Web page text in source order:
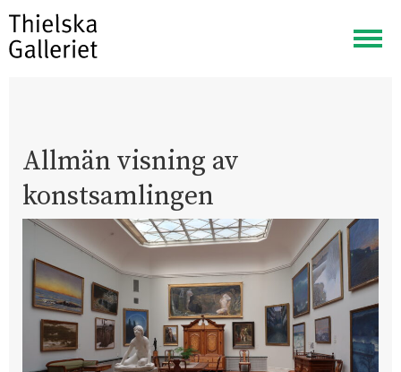
Visa
meny
Allmän visning av
konstsamlingen